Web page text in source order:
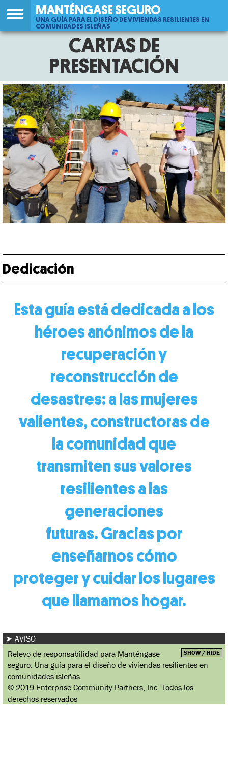
Jump
MANTÉNGASE SEGURO
UNA GUÍA PARA EL DISEÑO DE VIVIENDAS RESILIENTES EN
COMUNIDADES ISLEÑAS
Back
to
top
CARTAS DE
PRESENTACIÓN
Dedicación
Esta guía está dedicada a los
héroes anónimos de la
recuperación y
reconstrucción de
desastres: a las mujeres
valientes, constructoras de
la comunidad que
transmiten sus valores
resilientes a las
generaciones
futuras. Gracias por
enseñarnos cómo
protegery cuidar los lugares
que llamamos hogar.
AVISO
SHOW / HIDE
Relevo de responsabilidad para Manténgase
seguro: Una guía para el diseño de viviendas resilientes en
comunidades isleñas
© 2019 Enterprise Community Partners, Inc. Todos los
derechos reservados